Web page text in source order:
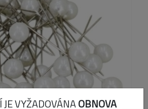
VYŽADOVÁNAOBNOVA